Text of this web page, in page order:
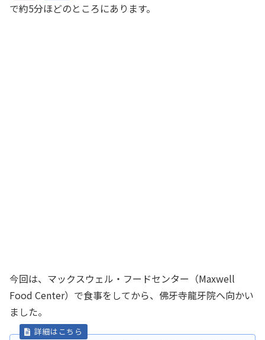
で約5分ほどのところにあります。
今回は、マックスウェル・フードセンター（Maxwell
Food Center）で食事をしてから、佛牙寺龍牙院へ向かい
ました。